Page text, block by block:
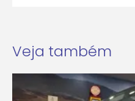
Veja também